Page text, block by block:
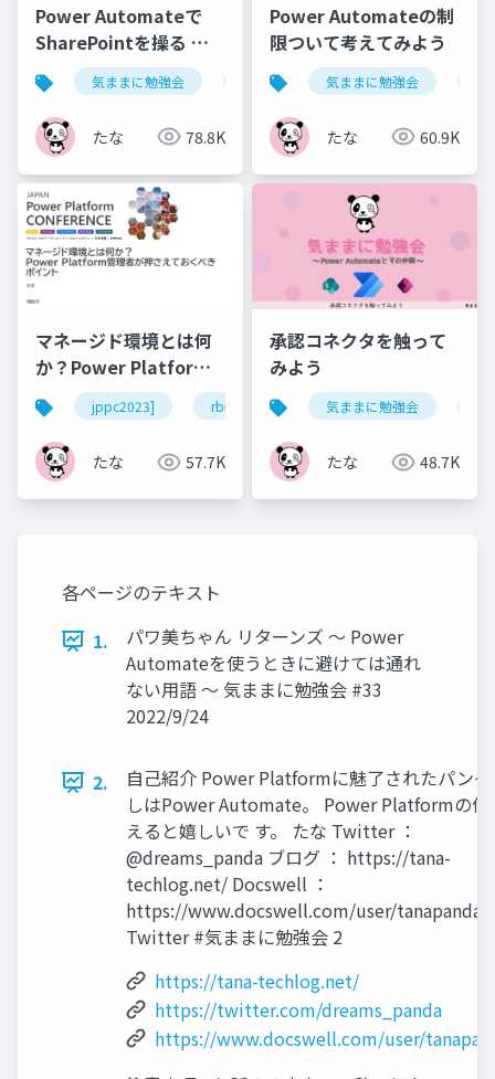
Power Automateで
SharePointを操る ～
Part ３～気ままに勉強会 powerautomate sharepoint
たな 78.8K
Power Automateの制
限ついて考えてみよう
気ままに勉強会
たな 60.9K
マネージド環境とは何
か？Power Platform
管理者が押さえておく
べきポイント
jppc2023] rb03 powerplatform
たな 57.7K
承認コネクタを触って
みよう
気ままに勉強会
たな 48.7K
各ページのテキスト
1.
パワ美ちゃん リターンズ ～ Power
Automateを使うときに避けては通れ
ない用語 ～ 気ままに勉強会 #33
2022/9/24
2.
自己紹介 Power Platformに魅了されたパン
しはPower Automate。 Power Platformの仲
えると嬉しいで す。 たな Twitter ：
@dreams_panda ブログ ： https://tana-
techlog.net/ Docswell ：
https://www.docswell.com/user/
Twitter #気ままに勉強会 2
https://tana-techlog.net/
https://twitter.com/dreams_panda
https://www.docswell.com/user/